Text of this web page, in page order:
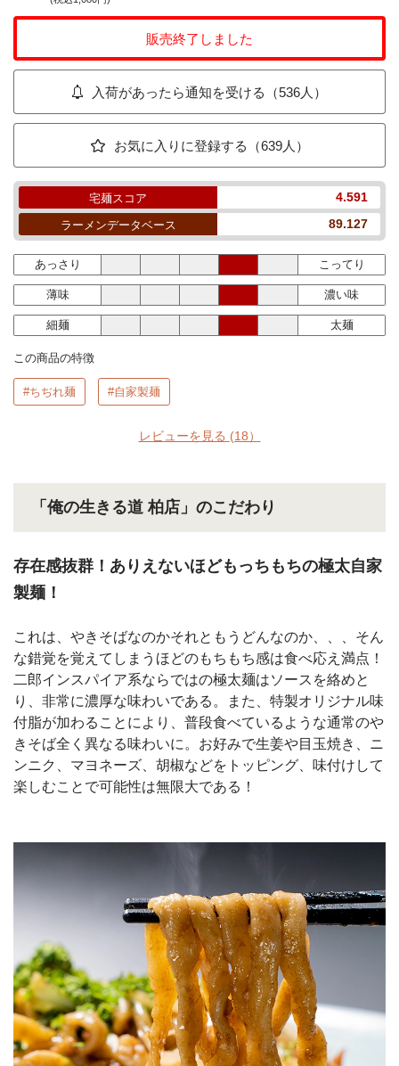
販売終了しました
入荷があったら通知を受ける（536人）
お気に入りに登録する（639人）
宅麺スコア 4.591
ラーメンデータベース 89.127
あっさり こってり
薄味 濃い味
細麺 太麺
この商品の特徴
#ちぢれ麺 #自家製麺
レビューを見る (18）
「俺の生きる道 柏店」のこだわり
存在感抜群！ありえないほどもっちもちの極太自家
製麺！
これは、やきそばなのかそれともうどんなのか、、、そん
な錯覚を覚えてしまうほどのもちもち感は食べ応え満点！
二郎インスパイア系ならではの極太麺はソースを絡めと
り、非常に濃厚な味わいである。また、特製オリジナル味
付脂が加わることにより、普段食べているような通常のや
きそば全く異なる味わいに。お好みで生姜や目玉焼き、ニ
ンニク、マヨネーズ、胡椒などをトッピング、味付けして
楽しむことで可能性は無限大である！